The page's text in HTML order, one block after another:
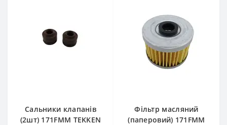
Сальники клапанів
(2шт) 171FMM TEKKEN
Фільтр масляний
(паперовий) 171FMM